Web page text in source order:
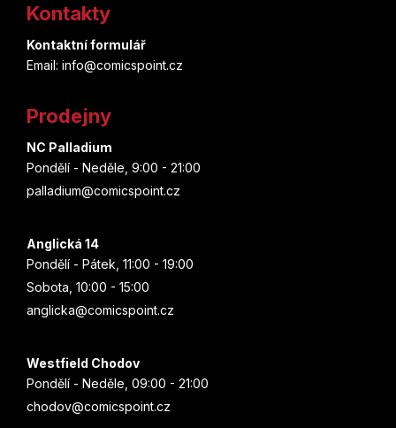
Kontakty
Kontaktní formulář
Email: info@comicspoint.cz
Prodejny
NC Palladium
Pondělí - Neděle, 9:00 - 21:00
palladium@comicspoint.cz
Anglická 14
Pondělí - Pátek, 11:00 - 19:00
Sobota, 10:00 - 15:00
anglicka@comicspoint.cz
Westfield Chodov
Pondělí - Neděle, 09:00 - 21:00
chodov@comicspoint.cz